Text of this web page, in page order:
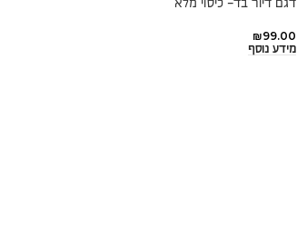
דגם דיור בד- כיסוי מלא
₪99.00
מידע נוסף